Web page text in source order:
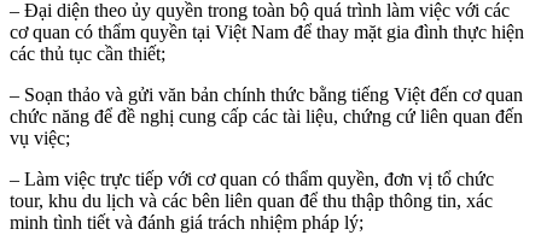
– Đại diện theo ủy quyền trong toàn bộ quá trình làm việc với các
cơ quan có thẩm quyền tại Việt Nam để thay mặt gia đình thực hiện
các thủ tục cần thiết;
– Soạn thảo và gửi văn bản chính thức bằng tiếng Việt đến cơ quan
chức năng để đề nghị cung cấp các tài liệu, chứng cứ liên quan đến
vụ việc;
– Làm việc trực tiếp với cơ quan có thẩm quyền, đơn vị tổ chức
tour, khu du lịch và các bên liên quan để thu thập thông tin, xác
minh tình tiết và đánh giá trách nhiệm pháp lý;